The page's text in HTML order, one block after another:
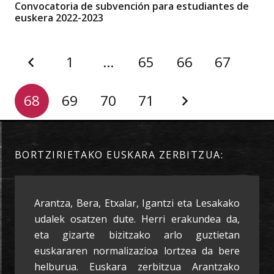
Convocatoria de subvención para estudiantes de
euskera 2022-2023
1 … 65 66 67
68 69 70 71
BORTZIRIETAKO EUSKARA ZERBITZUA:
Arantza, Bera, Etxalar, Igantzi eta Lesakako
udalek osatzen dute. Herri erakundea da,
eta gizarte bizitzako arlo guztietan
euskararen normalizazioa lortzea da bere
helburua. Euskara zerbitzua Arantzako